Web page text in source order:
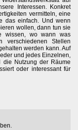
Interessen. Konkret
vermitteln, eine
das einfach. Und wenn
wollen, dann tun sie
wissen, wo wann was
Stellen
werden kann. Auf
und jedes Einzelnen,
Nutzung der Räume
oder interessant für